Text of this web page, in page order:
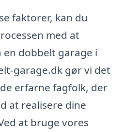
faktorer, kan du
med at
dobbelt garage i
garage.dk gør vi det
erfarne fagfolk, der
at realisere dine
at bruge vores